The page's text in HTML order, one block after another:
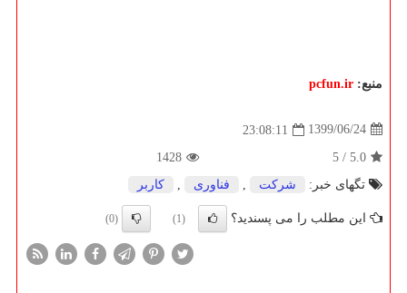
منبع: pcfun.ir
1399/06/24
23:08:11
5.0
/
5
1428
تگهای خبر:
شركت , فناوری , كاربر
این مطلب را می پسندید؟ (1)
(0)